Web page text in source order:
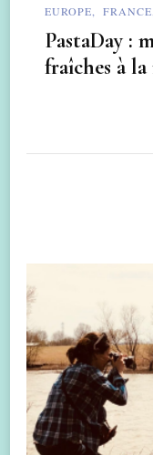
EUROPE FRANCE
PastaDay :
fraîches à